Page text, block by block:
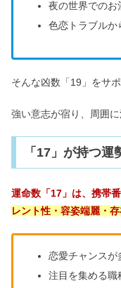
夜の世界でのお
色恋トラブルか
そんな凶数「19」をサ
強い意志が宿り、周囲
「17」が持つ
運命数「17」は、携帯
レント性・容姿端麗・存
恋愛チャンスが
注目を集める職